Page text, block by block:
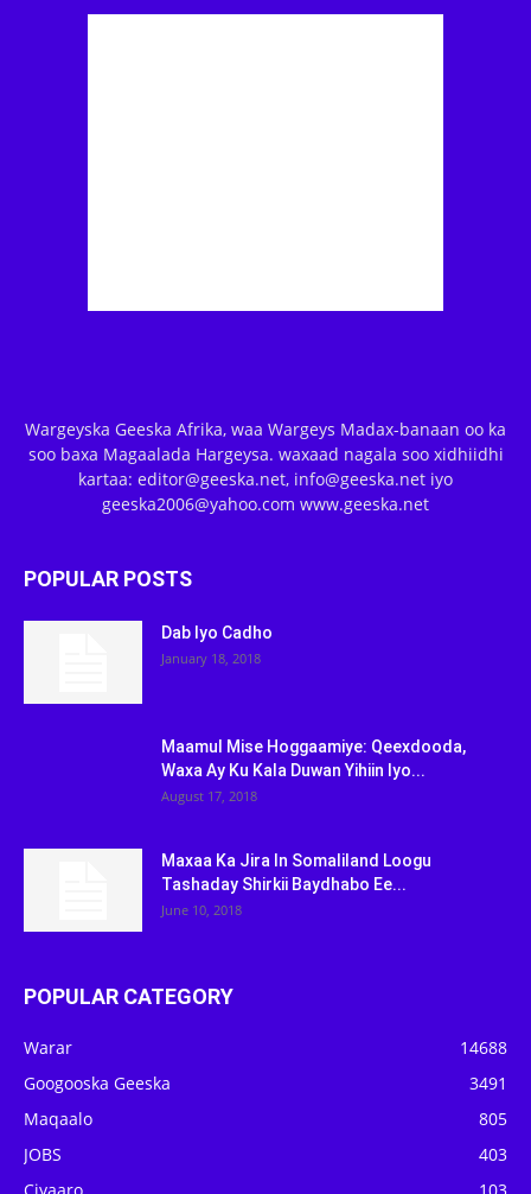
Wargeyska Geeska Afrika, waa Wargeys Madax-banaan oo ka
soo baxa Magaalada Hargeysa. waxaad nagala soo xidhiidhi
kartaa: editor@geeska.net, info@geeska.net iyo
geeska2006@yahoo.com www.geeska.net
POPULAR POSTS
Dab Iyo Cadho
January 18, 2018
Maamul Mise Hoggaamiye: Qeexdooda,
Waxa Ay Ku Kala Duwan Yihiin Iyo...
August 17, 2018
Maxaa Ka Jira In Somaliland Loogu
Tashaday Shirkii Baydhabo Ee...
June 10, 2018
POPULAR CATEGORY
Warar
14688
Googooska Geeska
3491
Maqaalo
805
JOBS
403